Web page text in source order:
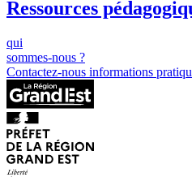
Ressources
qui
sommes-nous ?
Contactez-nous informations